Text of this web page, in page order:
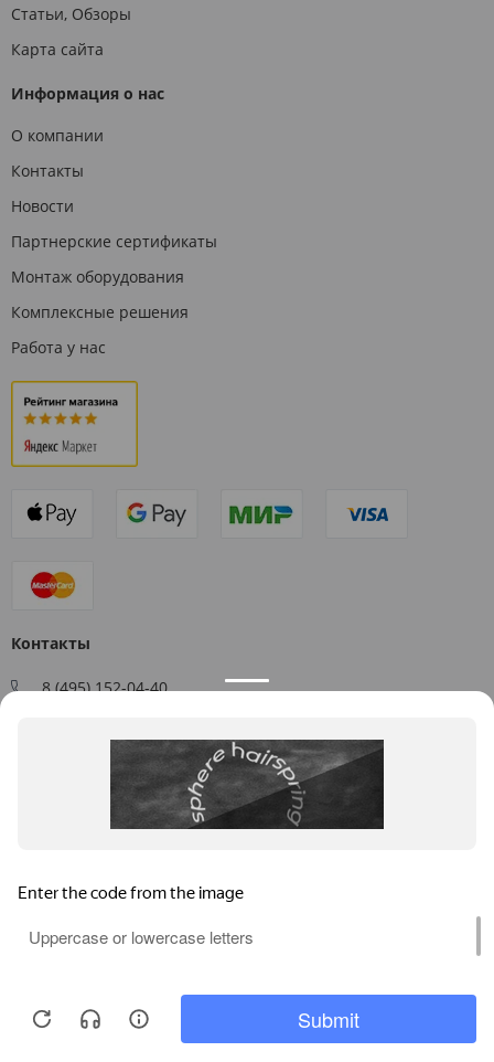
Статьи, Обзоры
Карта сайта
Информация о нас
О компании
Контакты
Новости
Партнерские сертификаты
Монтаж оборудования
Комплексные решения
Работа у нас
Контакты
8 (495) 152-04-40
109544, г. Москва, ул. Большая Андроньевская, д. 17
Схема проезда
Пн-Пт: 9:00 - 18:00
Публичная оферта
Согласие на получение рекламных материалов
Пользовательское соглашение
Продолжая пользоваться